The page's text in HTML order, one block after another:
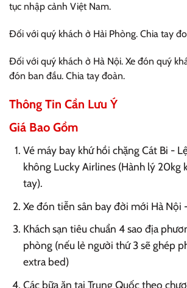
tục nhập cảnh Việt Nam.
Đối với quý khách ở Hải Phòng. Chia tay
Đối với quý khách ở Hà Nội. Xe đón quý
đón ban đầu. Chia tay đoàn.
Thông Tin Cần Lưu Ý
Giá Bao Gồm
Vé máy bay khứ hồi chặng Cát Bi -
không Lucky Airlines (Hành lý 20kg
tay).
Xe đón tiễn sân bay đời mới Hà Nội
Khách sạn tiêu chuẩn 4 sao địa
phòng (nếu lẻ người thứ 3 sẽ ghép
extra bed)
Các bữa ăn tại Trung Quốc theo